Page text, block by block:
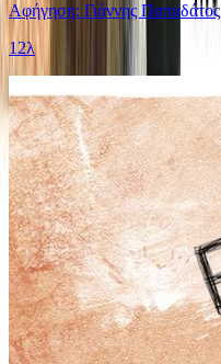
Αφήγηση: Γιάννης Παπαδάτος
12λ